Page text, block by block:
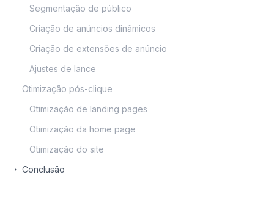
Segmentação de público
Criação de anúncios dinâmicos
Criação de extensões de anúncio
Ajustes de lance
Otimização pós-clique
Otimização de landing pages
Otimização da home page
Otimização do site
Conclusão